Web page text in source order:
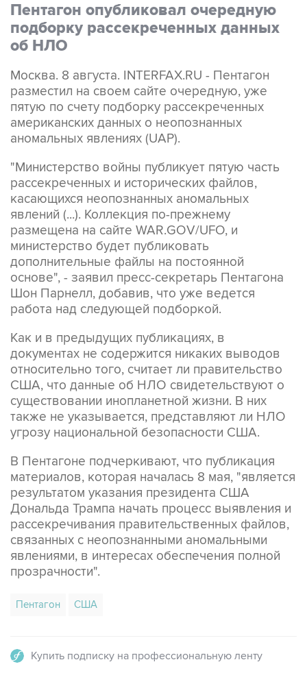
Пентагон опубликовал очередную
подборку рассекреченных данных
об НЛО
Москва. 8 августа. INTERFAX.RU - Пентагон
разместил на своем сайте очередную, уже
пятую по счету подборку рассекреченных
американских данных о неопознанных
аномальных явлениях (UAP).
"Министерство войны публикует пятую часть
рассекреченных и исторических файлов,
касающихся неопознанных аномальных
явлений (...). Коллекция по-прежнему
размещена на сайте WAR.GOV/UFO, и
министерство будет публиковать
дополнительные файлы на постоянной
основе", - заявил пресс-секретарь Пентагона
Шон Парнелл, добавив, что уже ведется
работа над следующей подборкой.
Как и в предыдущих публикациях, в
документах не содержится никаких выводов
относительно того, считает ли правительство
США, что данные об НЛО свидетельствуют о
существовании инопланетной жизни. В них
также не указывается, представляют ли НЛО
угрозу национальной безопасности США.
В Пентагоне подчеркивают, что публикация
материалов, которая началась 8 мая, "является
результатом указания президента США
Дональда Трампа начать процесс выявления и
рассекречивания правительственных файлов,
связанных с неопознанными аномальными
явлениями, в интересах обеспечения полной
прозрачности".
Пентагон США
Купить подписку на профессиональную ленту